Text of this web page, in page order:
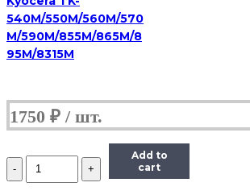
540M/550M/560M/570
M/590M/855M/865M/8
95M/8315M
1750 ₽
Количество
Тонер
Add to
cart